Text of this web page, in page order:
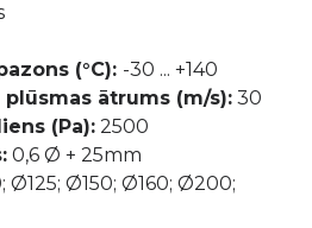
(°C): -30 ... +140
ātrums (m/s): 30
(Pa): 2500
0,6 Ø + 25mm
Ø125; Ø150; Ø160; Ø200;